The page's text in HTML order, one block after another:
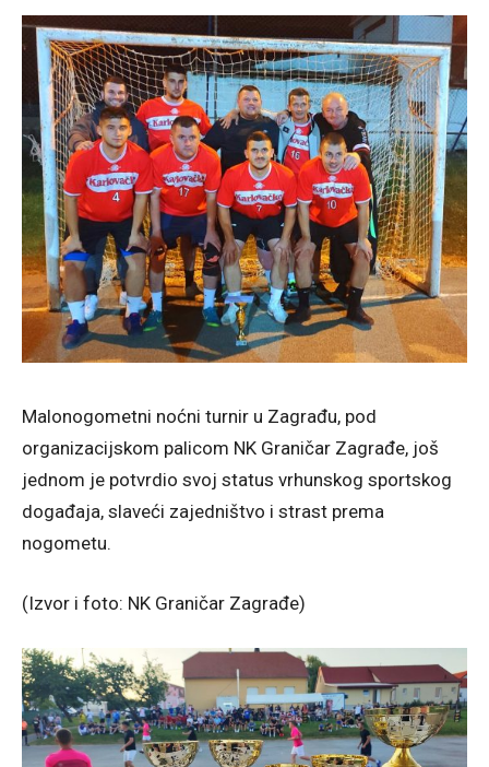
Malonogometni noćni turnir u Zagrađu, pod
organizacijskom palicom NK Graničar Zagrađe, još
jednom je potvrdio svoj status vrhunskog sportskog
događaja, slaveći zajedništvo i strast prema
nogometu.
(Izvor i foto: NK Graničar Zagrađe)